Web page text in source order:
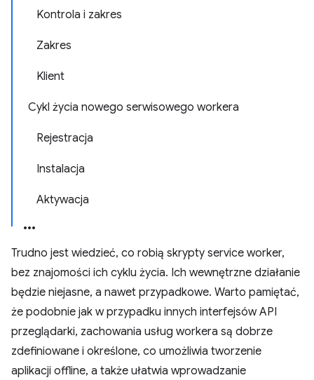
Kontrola i zakres
Zakres
Klient
Cykl życia nowego serwisowego workera
Rejestracja
Instalacja
Aktywacja
Trudno jest wiedzieć, co robią skrypty service worker,
bez znajomości ich cyklu życia. Ich wewnętrzne działanie
będzie niejasne, a nawet przypadkowe. Warto pamiętać,
że podobnie jak w przypadku innych interfejsów API
przeglądarki, zachowania usług workera są dobrze
zdefiniowane i określone, co umożliwia tworzenie
aplikacji offline, a także ułatwia wprowadzanie